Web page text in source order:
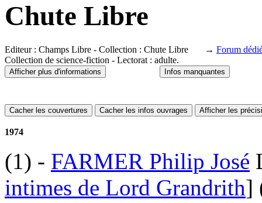
Chute Libre
Editeur : Champs Libre - Collection : Chute Libre → Forum
Collection de science-fiction - Lectorat : adulte.
Afficher plus d'informations Infos manquantes
Cacher les couvertures Cacher les infos ouvrages Afficher les
1974
(1) - FARMER Philip José
intimes de Lord Grandrith]